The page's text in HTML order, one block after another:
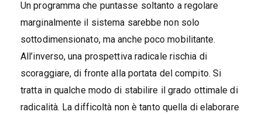
Un programma che puntasse soltanto a regolare
marginalmente il sistema sarebbe non solo
sottodimensionato, ma anche poco mobilitante.
All’inverso, una prospettiva radicale rischia di
scoraggiare, di fronte alla portata del compito. Si
tratta in qualche modo di stabilire il grado ottimale di
radicalità. La difficoltà non è tanto quella di elaborare